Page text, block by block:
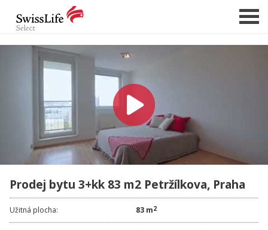
NABÍDKA NEMOVITOSTÍ
CHCI PRODAT / PRONAJMOUT
HLÍDAT NOVÉ NABÍDKY
CHCI OCENIT NEMOVITOST
O NÁS
REFERENCE
SLUŽBY
KARIÉRA
Prodej bytu 3+kk 83 m2 Petržílkova, Praha
Užitná plocha: 83 m2